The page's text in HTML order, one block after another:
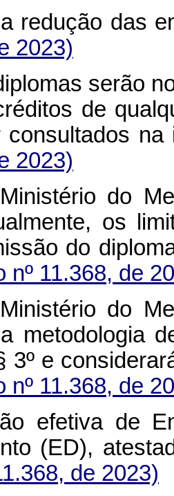
redução
2023)
serão
de
consultados
2023)
do
os
do
nº 11.368, de
do
metodologia
3º e
nº 11.368, de
efetiva de
(ED),
de 2023)